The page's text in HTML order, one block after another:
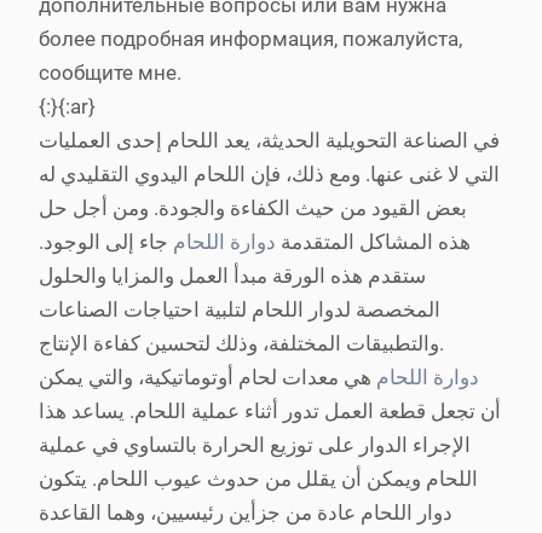
дополнительные вопросы или вам нужна
более подробная информация, пожалуйста,
сообщите мне.
{:}{:ar}
في الصناعة التحويلية الحديثة، يعد اللحام إحدى العمليات
التي لا غنى عنها. ومع ذلك، فإن اللحام اليدوي التقليدي له
بعض القيود من حيث الكفاءة والجودة. ومن أجل حل
هذه المشاكل المتقدمة دوارة اللحام جاء إلى الوجود.
ستقدم هذه الورقة مبدأ العمل والمزايا والحلول
المخصصة لدوار اللحام لتلبية احتياجات الصناعات
والتطبيقات المختلفة، وذلك لتحسين كفاءة الإنتاج.
دوارة اللحام هي معدات لحام أوتوماتيكية، والتي يمكن
أن تجعل قطعة العمل تدور أثناء عملية اللحام. يساعد هذا
الإجراء الدوار على توزيع الحرارة بالتساوي في عملية
اللحام ويمكن أن يقلل من حدوث عيوب اللحام. يتكون
دوار اللحام عادة من جزأين رئيسيين، وهما القاعدة